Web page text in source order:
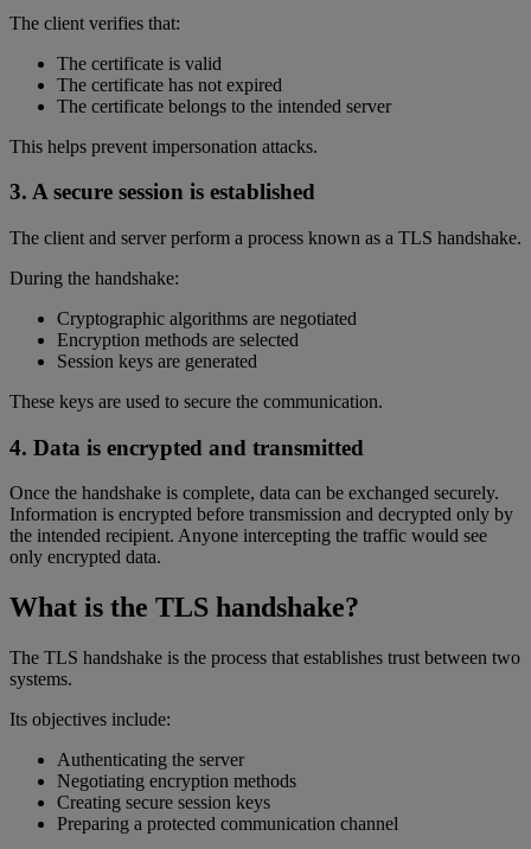
The client verifies that:
The certificate is valid
The certificate has not expired
The certificate belongs to the intended server
This helps prevent impersonation attacks.
3. A secure session is established
The client and server perform a process known as a TLS handshake.
During the handshake:
Cryptographic algorithms are negotiated
Encryption methods are selected
Session keys are generated
These keys are used to secure the communication.
4. Data is encrypted and transmitted
Once the handshake is complete, data can be exchanged securely.
Information is encrypted before transmission and decrypted only by
the intended recipient. Anyone intercepting the traffic would see
only encrypted data.
What is the TLS handshake?
The TLS handshake is the process that establishes trust between two
systems.
Its objectives include:
Authenticating the server
Negotiating encryption methods
Creating secure session keys
Preparing a protected communication channel